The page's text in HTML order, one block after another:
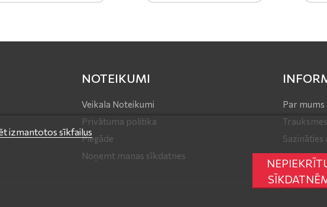
NOTEIKUMI
Veikala Noteikumi
Privātuma politika
Piegāde
Noņemt manas sīkdatnes
Par mums
Sazināties
izmantotos sīkfailus